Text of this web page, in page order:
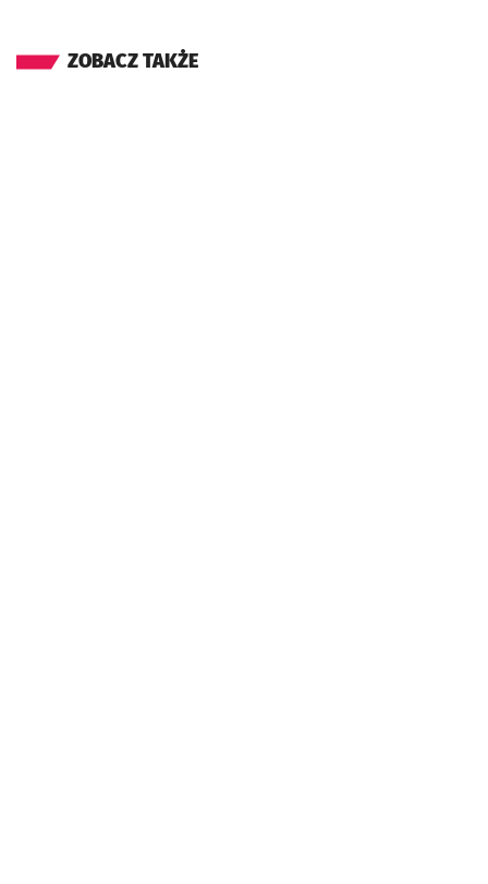
ZOBACZ TAKŻE